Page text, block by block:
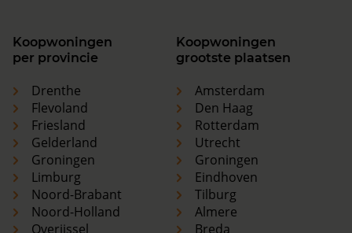
Koopwoningen
per provincie
Drenthe
Flevoland
Friesland
Gelderland
Groningen
Limburg
Noord-Brabant
Noord-Holland
Overijssel
Koopwoningen
grootste plaatsen
Amsterdam
Den Haag
Rotterdam
Utrecht
Groningen
Eindhoven
Tilburg
Almere
Breda